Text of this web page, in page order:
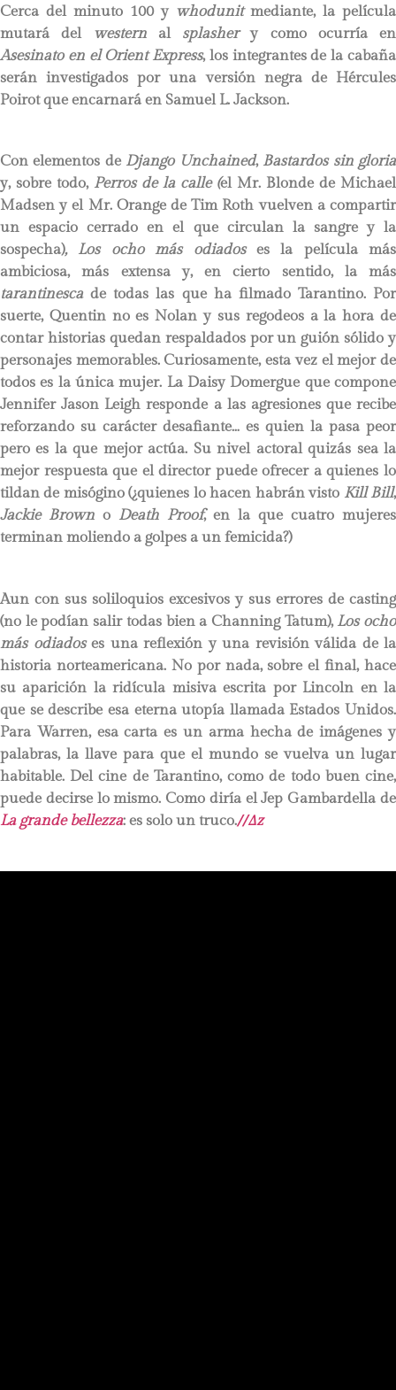
Cerca del minuto 100 y whodunitmediante, la película
mutará del westernal splashery como ocurría en
Asesinato en el Orient Express, los integrantes de la cabaña
serán investigados por una versión negra de Hércules
Poirot que encarnará en Samuel L. Jackson.
Con elementos de Django Unchained, Bastardos sin gloria
y, sobre todo, Perros de la calle (el Mr. Blonde de Michael
Madsen y el Mr. Orange de Tim Roth vuelven a compartir
un espacio cerrado en el que circulan la sangre y la
sospecha), Los ocho más odiados es la película más
ambiciosa, más extensa y, en cierto sentido, la más
tarantinescade todas las que ha filmado Tarantino. Por
suerte, Quentin no es Nolan y sus regodeos a la hora de
contar historias quedan respaldados por un guión sólido y
personajes memorables. Curiosamente, esta vez el mejor de
todos es la única mujer. La Daisy Domergue que compone
Jennifer Jason Leigh responde a las agresiones que recibe
reforzando su carácter desafiante… es quien la pasa peor
pero es la que mejor actúa. Su nivel actoral quizás sea la
mejor respuesta que el director puede ofrecer a quienes lo
tildan de misógino (¿quienes lo hacen habrán visto Kill Bill,
Jackie Browno Death Proof, en la que cuatro mujeres
terminan moliendo a golpes a un femicida?)
Aun con sus soliloquios excesivos y sus errores de casting
(no le podían salir todas bien a Channing Tatum), Los ocho
más odiadoses una reflexión y una revisión válida de la
historia norteamericana. No por nada, sobre el final, hace
su aparición la ridícula misiva escrita por Lincoln en la
que se describe esa eterna utopía llamada Estados Unidos.
Para Warren, esa carta es un arma hecha de imágenes y
palabras, la llave para que el mundo se vuelva un lugar
habitable. Del cine de Tarantino, como de todo buen cine,
puede decirse lo mismo. Como diría el Jep Gambardella de
La grande bellezza: es solo un truco.//∆z